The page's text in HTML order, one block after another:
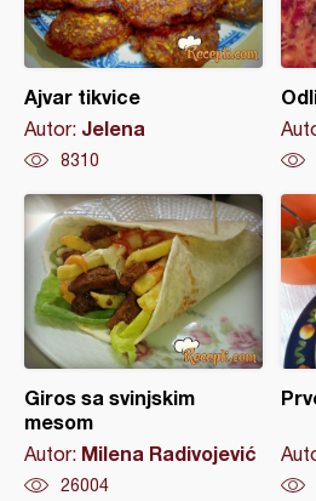
Ajvar tikvice
Autor: Jelena
8310
Giros sa svinjskim
mesom
Autor: Milena Radivojević
26004